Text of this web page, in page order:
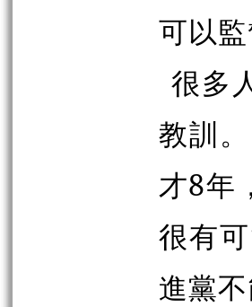
可以
很多
教訓
才8年
很有
進黨